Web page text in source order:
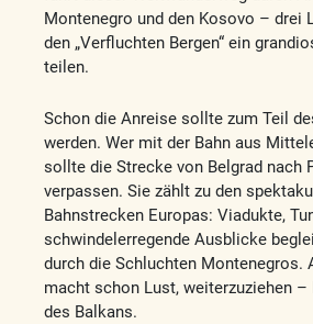
Montenegro und den Kosovo – drei
den „Verfluchten Bergen“ ein
teilen.
Schon die Anreise sollte zum Teil
werden. Wer mit der Bahn aus
sollte die Strecke von Belgrad nach
verpassen. Sie zählt zu den
Bahnstrecken Europas: Viadukte,
schwindelerregende Ausblicke
durch die Schluchten Montenegros.
macht schon Lust, weiterzuziehen –
des Balkans.